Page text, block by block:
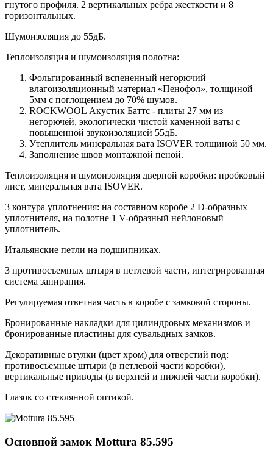
гнутого профиля. 2 вертикальных ребра жесткости и 8
горизонтальных.
Шумоизоляция до 55дБ.
Теплоизоляция и шумоизоляция полотна:
Фольгированный вспененный негорючий
влагоизоляционный материал «Пенофол», толщиной
5мм с поглощением до 70% шумов.
ROCKWOOL Акустик Баттс - плиты 27 мм из
негорючей, экологически чистой каменной ваты с
повышенной звукоизоляцией 55дБ.
Утеплитель минеральная вата ISOVER толщиной 50 мм.
Заполнение швов монтажной пеной.
Теплоизоляция и шумоизоляция дверной коробки: пробковый
лист, минеральная вата ISOVER.
3 контура уплотнения: на составном коробе 2 D-образных
уплотнителя, на полотне 1 V-образный нейлоновый
уплотнитель.
Итальянские петли на подшипниках.
3 противосъемных штыря в петлевой части, интегрированная
система запирания.
Регулируемая ответная часть в коробе с замковой стороны.
Бронированные накладки для цилиндровых механизмов и
бронированные пластины для сувальдных замков.
Декоративные втулки (цвет хром) для отверстий под:
противосъемные штыри (в петлевой части коробки),
вертикальные приводы (в верхней и нижней части коробки).
Глазок со стеклянной оптикой.
Основной замок Mottura 85.595